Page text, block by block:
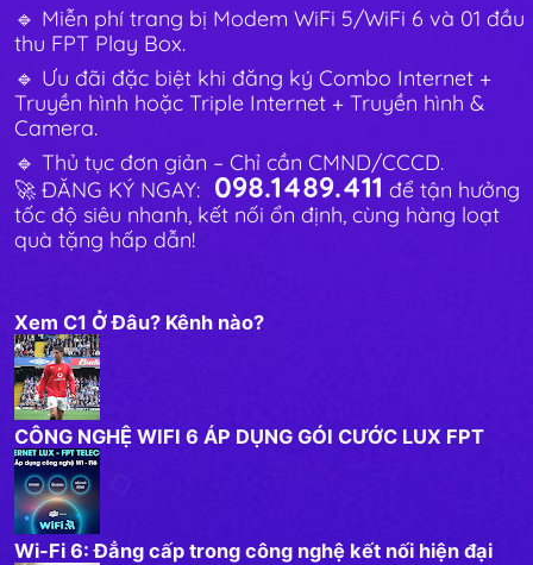
🔹 Miễn phí trang bị Modem WiFi 5/WiFi 6 và 01 đầu
thu FPT Play Box.
🔹 Ưu đãi đặc biệt khi đăng ký Combo Internet +
Truyền hình hoặc Triple Internet + Truyền hình &
Camera.
🔹 Thủ tục đơn giản – Chỉ cần CMND/CCCD.
🚀 ĐĂNG KÝ NGAY: 098.1489.411 để tận hưởng
tốc độ siêu nhanh, kết nối ổn định, cùng hàng loạt
quà tặng hấp dẫn!
Xem C1 Ở Đâu? Kênh nào?
CÔNG NGHỆ WIFI 6 ÁP DỤNG GÓI CƯỚC LUX FPT
Wi-Fi 6: Đẳng cấp trong công nghệ kết nối hiện đại